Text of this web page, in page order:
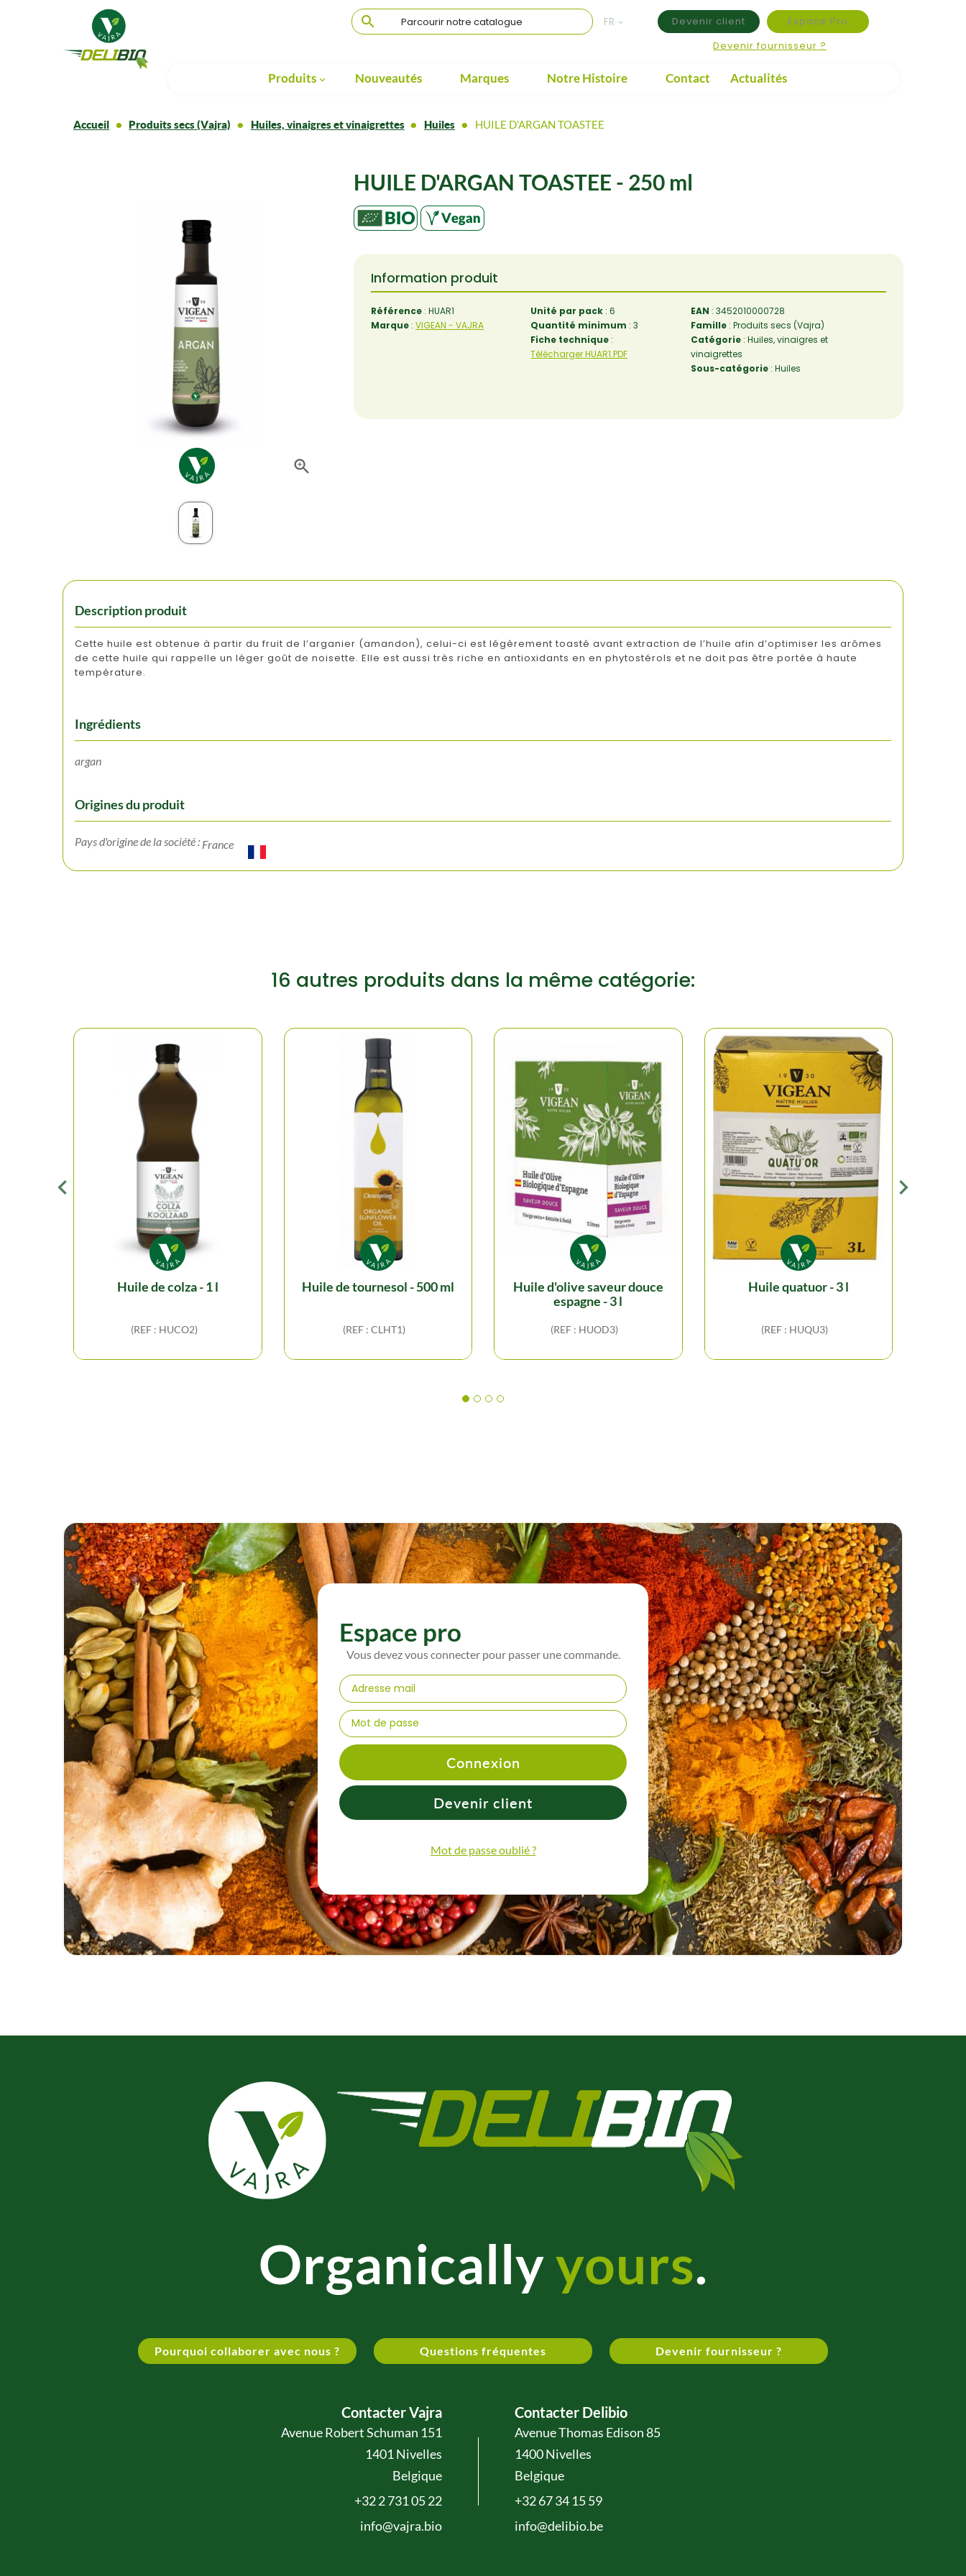
 FR 
Devenir fournisseur ?
Devenir client Espace Pro

Produits Nouveautés Marques Notre Histoire Contact Actualités
Accueil Produits secs (Vajra) Huiles, vinaigres et vinaigrettes Huiles HUILE D'ARGAN TOASTEE

HUILE D'ARGAN TOASTEE - 250 ml
Information produit
Référence: HUAR1
Marque: VIGEAN - VAJRA
Unité par pack : 6
Quantité minimum : 3
Fiche technique :
Télécharger HUAR1.PDF
EAN : 3452010000728
Famille: Produits secs (Vajra)
Catégorie: Huiles, vinaigres et
vinaigrettes
Sous-catégorie: Huiles
Description produit
Cette huile est obtenue à partir du fruit de l’arganier (amandon), celui-ci est légèrement toasté avant extraction de l’huile afin d’optimiser les arômes
de cette huile qui rappelle un léger goût de noisette. Elle est aussi très riche en antioxidants en en phytostérols et ne doit pas être portée à haute
température.
Ingrédients
argan
Origines du produit
Pays d'origine de la société : France
16 autres produits dans la même catégorie:
huile de colza - 1 l
(REF : HUCO2)
huile de tournesol - 500 ml
(REF : CLHT1)
huile d'olive saveur douce
espagne - 3 l
(REF : HUOD3)
huile quatuor - 3 l
(REF : HUQU3)
Espace pro
Vous devez vous connecter pour passer une commande.
Connexion
Devenir client
Mot de passe oublié ?
Organicallyyours.
Pourquoi collaborer avec nous ? Questions fréquentes Devenir fournisseur ?
Contacter Vajra
Avenue Robert Schuman 151
1401 Nivelles
Belgique
+32 2 731 05 22
info@vajra.bio
Contacter Delibio
Avenue Thomas Edison 85
1400 Nivelles
Belgique
+32 67 34 15 59
info@delibio.be